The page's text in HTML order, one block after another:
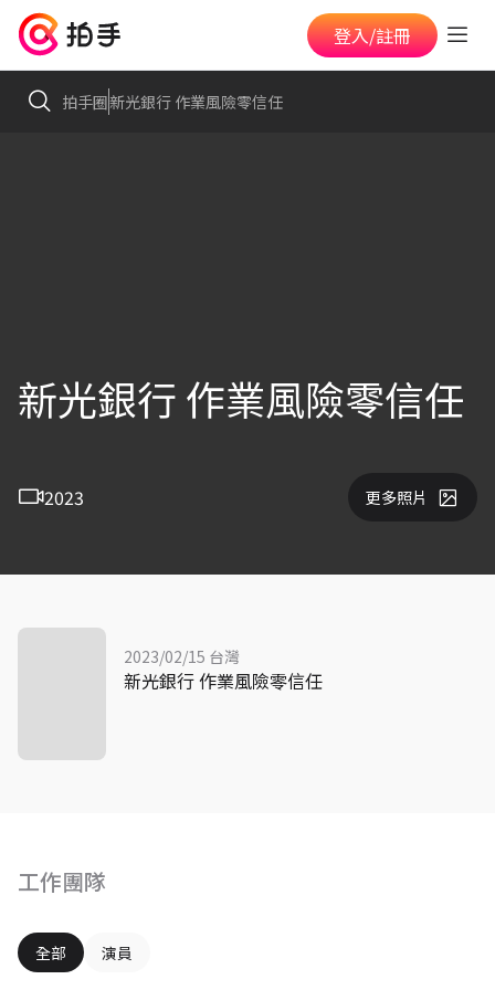
登入/註冊
拍手圈新光銀行 作業風險零信任
新光銀行 作業風險零信任
2023 更多照片
工作團隊
全部 演員
2023/02/15 台灣
新光銀行 作業風險零信任